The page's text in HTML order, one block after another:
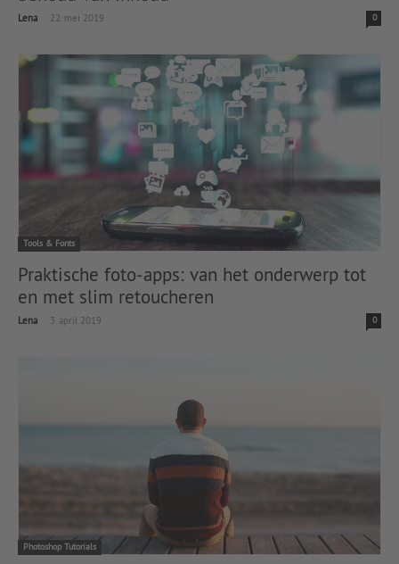
Lena 22. mei 2019 0
Tools & Fonts
Praktische foto-apps: van het onderwerp tot
en met slim retoucheren
Lena 3. april 2019 0
Photoshop Tutorials